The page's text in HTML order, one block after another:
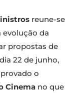
reune-se
evolução da
propostas de
22 de junho,
o
Cinema no que